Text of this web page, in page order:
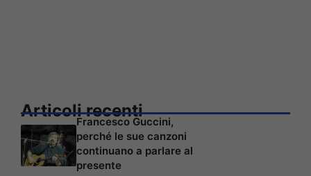
Articoli recenti
Francesco Guccini,
perché le sue canzoni
continuano a parlare al
presente